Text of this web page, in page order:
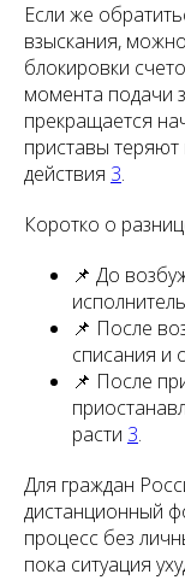
Если же
взыскания,
блокировки
момента подачи
прекращается
приставы
действия 3.
Коротко о
📌 До
📌 После
списания и
📌 После
расти 3.
Для граждан
дистанционный
процесс без
пока ситуация